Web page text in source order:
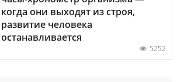
когда они выходят из строя,
развитие человека
останавливается
5252